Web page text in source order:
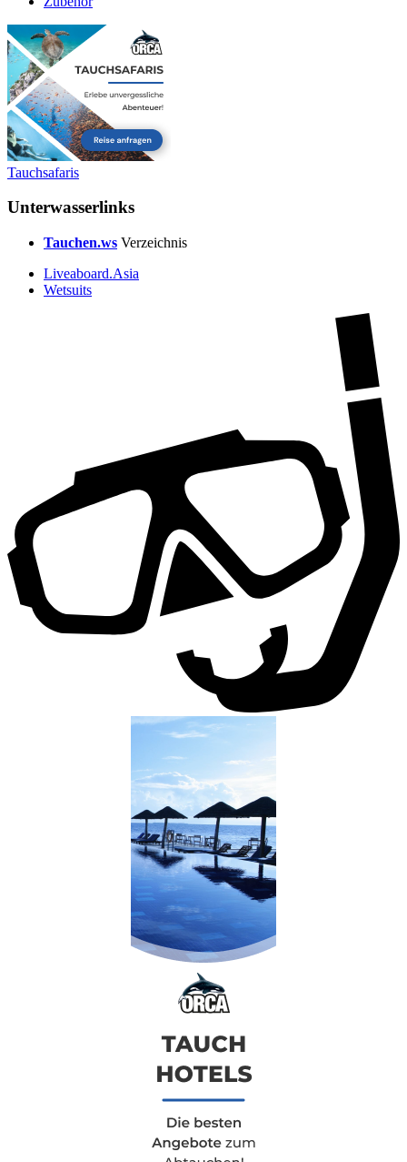
Tauchsafaris
Unterwasserlinks
Tauchen.ws Verzeichnis
Liveaboard.Asia
Wetsuits